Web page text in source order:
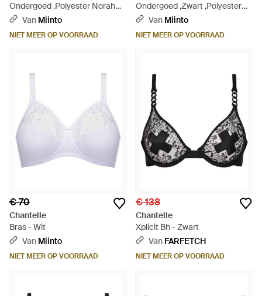
Ondergoed ,Polyester Norah
Bandeau T-Shirt Bh - Groen
Van Miinto
NIET MEER OP VOORRAAD
Ondergoed ,Zwart ,Polyester
Norah Full Coverage T-Shirt Bh
Van Miinto
NIET MEER OP VOORRAAD
€ 70
Chantelle
Bras - Wit
Van Miinto
NIET MEER OP VOORRAAD
€ 138
Chantelle
Xplicit Bh - Zwart
Van FARFETCH
NIET MEER OP VOORRAAD